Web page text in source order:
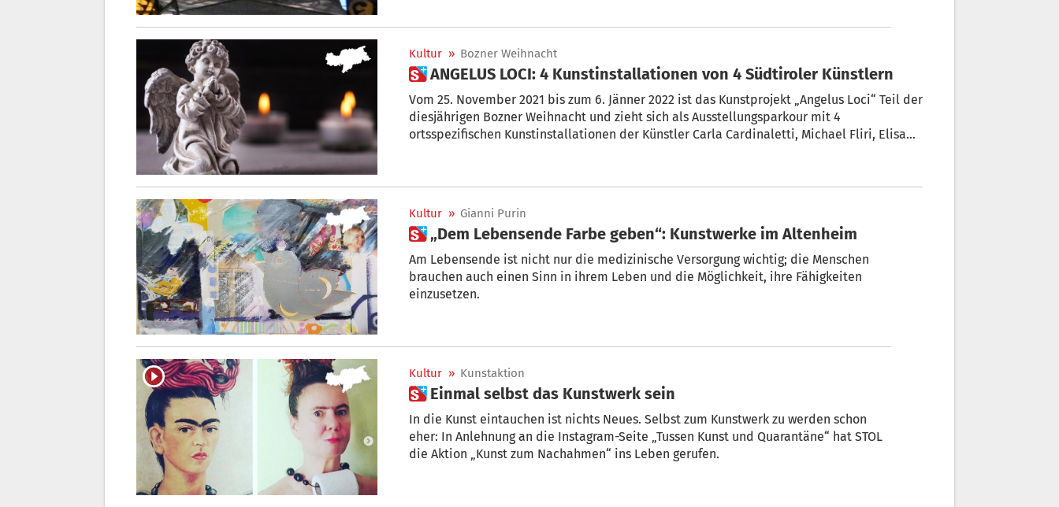
ist. Die Kunstwerke müssen dringend saniert werden. + Von Wolfgang Jochberger
Kultur » Bozner Weihnacht
 ANGELUS LOCI: 4 Kunstinstallationen von 4 Südtiroler Künstlern
Vom 25. November 2021 bis zum 6. Jänner 2022 ist das Kunstprojekt „Angelus Loci“ Teil der
diesjährigen Bozner Weihnacht und zieht sich als Ausstellungsparkour mit 4
ortsspezifischen Kunstinstallationen der Künstler Carla Cardinaletti, Michael Fliri, Elisa
Kultur » Gianni Purin
 „Dem Lebensende Farbe geben“: Kunstwerke im Altenheim
Am Lebensende ist nicht nur die medizinische Versorgung wichtig; die Menschen
brauchen auch einen Sinn in ihrem Leben und die Möglichkeit, ihre Fähigkeiten
einzusetzen.
Kultur » Kunstaktion
 Einmal selbst das Kunstwerk sein
In die Kunst eintauchen ist nichts Neues. Selbst zum Kunstwerk zu werden schon
eher: In Anlehnung an die Instagram-Seite „Tussen Kunst und Quarantäne“ hat STOL
die Aktion „Kunst zum Nachahmen“ ins Leben gerufen.